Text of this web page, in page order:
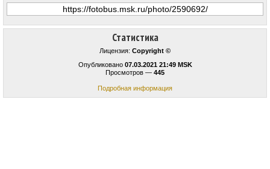
Статистика
Лицензия: Copyright ©
Опубликовано 07.03.2021 21:49 MSK
Просмотров — 445
Подробная информация